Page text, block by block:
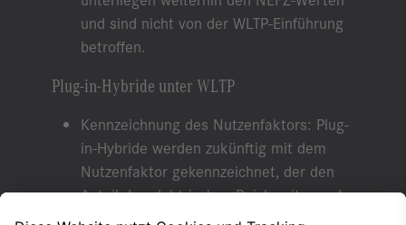
und sind nicht von der WLTP-Einführung
betroffen.
Plug-in-Hybride unter WLTP
Kennzeichnung des Nutzenfaktors: Plug-
in-Hybride werden zukünftig mit dem
Nutzenfaktor gekennzeichnet, der den
Anteil der elektrischen Reichweite an der
Gesamtreichweite ausdrückt.